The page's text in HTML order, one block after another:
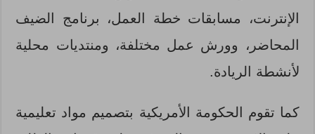
الإنترنت، مسابقات خطة العمل، برنامج الضيف
المحاضر، وورش عمل مختلفة، ومنتديات محلية
لأنشطة الريادة.
كما تقوم الحكومة الأمريكية بتصميم مواد تعليمية